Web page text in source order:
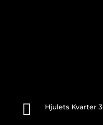
 Hjulets Kvarter